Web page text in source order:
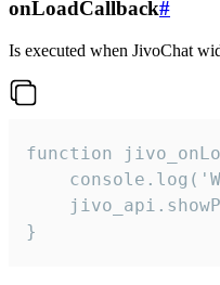
onLoadCallback#
Is executed when JivoChat
function
}